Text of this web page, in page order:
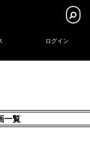
ログイン
一覧